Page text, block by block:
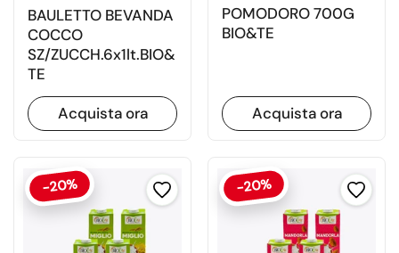
BAULETTO BEVANDA
COCCO
SZ/ZUCCH.6x1lt.BIO&
TE
Acquista ora
POMODORO 700G
BIO&TE
Acquista ora
-20% -20%